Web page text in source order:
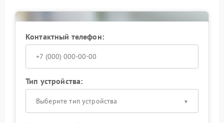
Контактный телефон:
Тип устройства:
Выберите тип устройства